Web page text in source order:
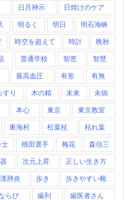
日月神示 日焼けのケア
明るく 明日 明石海峡
時空を超えて 時計 晩秋
普通学校 智恵 智慧
最高血圧 有形 有無
すり 木の精 未来 未病
本心 東京 東京教室
東海村 松葉杖 枯れ葉
士 桃田選手 梅花 森信三
次元上昇 正しい生き方
肺炎 歩き 歩きやすい靴
らび 歯列 歯医者さん